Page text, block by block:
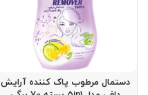
دستمال مرطوب پاک کننده آرایش